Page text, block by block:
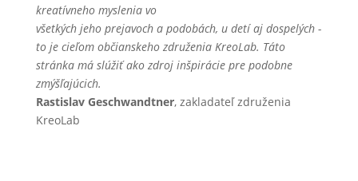
kreatívneho myslenia vo
všetkých jeho prejavoch a podobách, u detí aj dospelých -
to je cieľom občianskeho združenia KreoLab. Táto
stránka má slúžiť ako zdroj inšpirácie pre podobne
zmýšľajúcich.
Rastislav Geschwandtner, zakladateľ združenia
KreoLab